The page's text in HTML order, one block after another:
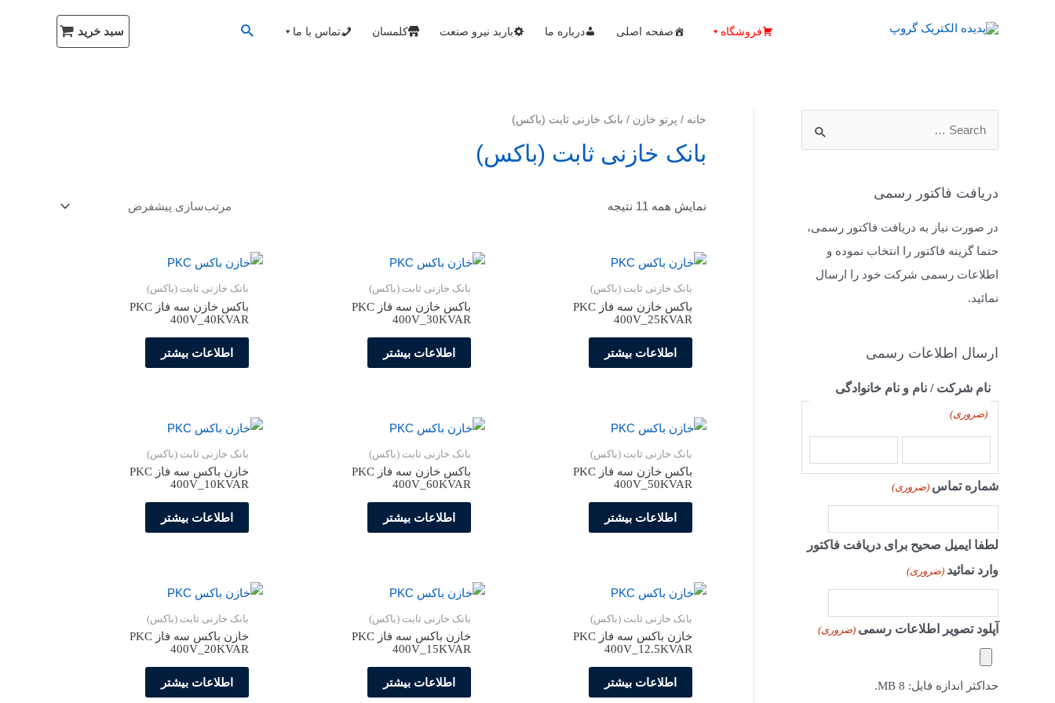
فروشگاه صفحه اصلی درباره ما باربد نیرو صنعت کلمسان تماس با ما سبد خرید
دریافت فاکتور رسمی
در صورت نیاز به دریافت فاکتور رسمی،
حتما گزینه فاکتور را انتخاب نموده و
اطلاعات رسمی شرکت خود را ارسال
نمائید.
ارسال اطلاعات رسمی
نام شرکت / نام و نام خانوادگی
(ضروری)
شماره تماس (ضروری)
لطفا ایمیل صحیح برای دریافت فاکتور
وارد نمائید (ضروری)
آپلود تصویر اطلاعات رسمی (ضروری)
حداکثر اندازه فایل: 8 MB.
خانه / پرتو خازن / بانک خازنی ثابت (باکس)
بانک خازنی ثابت (باکس)
نمایش همه 11 نتیجه
بانک خازنی ثابت (باکس)
باکس خازن سه فاز PKC
400V_25KVAR
اطلاعات بیشتر
بانک خازنی ثابت (باکس)
باکس خازن سه فاز PKC
400V_30KVAR
اطلاعات بیشتر
بانک خازنی ثابت (باکس)
باکس خازن سه فاز PKC
400V_40KVAR
اطلاعات بیشتر
بانک خازنی ثابت (باکس)
باکس خازن سه فاز PKC
400V_50KVAR
اطلاعات بیشتر
بانک خازنی ثابت (باکس)
باکس خازن سه فاز PKC
400V_60KVAR
اطلاعات بیشتر
بانک خازنی ثابت (باکس)
خازن باکس سه فاز PKC
400V_10KVAR
اطلاعات بیشتر
بانک خازنی ثابت (باکس)
خازن باکس سه فاز PKC
400V_12.5KVAR
اطلاعات بیشتر
بانک خازنی ثابت (باکس)
خازن باکس سه فاز PKC
400V_15KVAR
اطلاعات بیشتر
بانک خازنی ثابت (باکس)
خازن باکس سه فاز PKC
400V_20KVAR
اطلاعات بیشتر